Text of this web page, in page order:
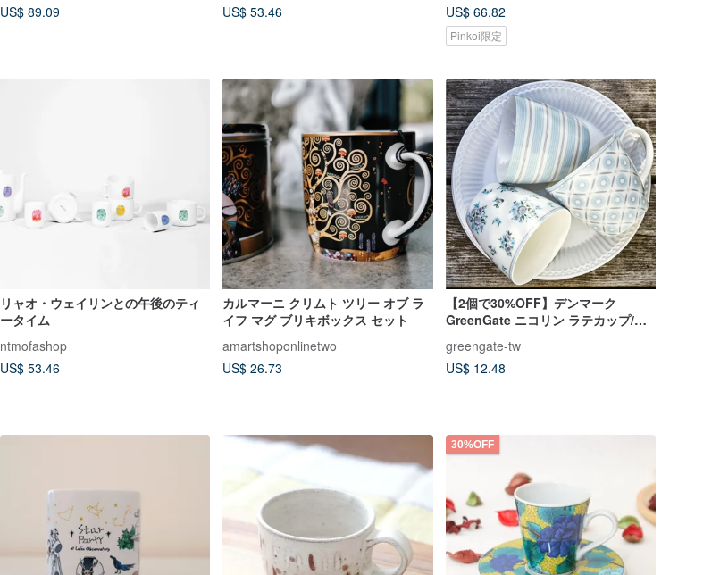
US$ 89.09
US$ 53.46
US$ 66.82
Pinkoi限定
リャオ・ウェイリンとの午後のティ
ータイム
ntmofashop
US$ 53.46
カルマーニ クリムト ツリー オブ ラ
イフ マグ ブリキボックス セット
amartshoponlinetwo
US$ 26.73
【2個で30%OFF】デンマーク
GreenGate ニコリン ラテカップ/ス
greengate-tw
US$ 12.48
30%OFF